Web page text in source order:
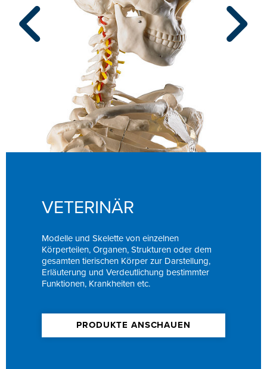
VETERINÄR
Modelle und Skelette von einzelnen
Körperteilen, Organen, Strukturen oder dem
gesamten tierischen Körper zur Darstellung,
Erläuterung und Verdeutlichung bestimmter
Funktionen, Krankheiten etc.
PRODUKTE ANSCHAUEN